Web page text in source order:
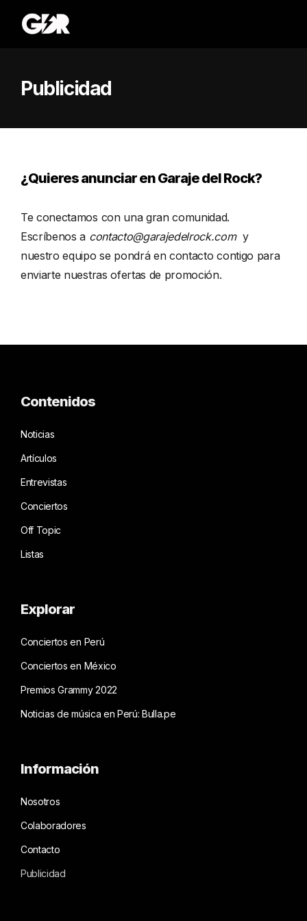
Publicidad
¿Quieres anunciar en Garaje del Rock?
Te conectamos con una gran comunidad.
Escríbenos a contacto@garajedelrock.comy
nuestro equipo se pondrá en contacto contigo para
enviarte nuestras ofertas de promoción.
Contenidos
Noticias
Artículos
Entrevistas
Conciertos
Off Topic
Listas
Explorar
Conciertos en Perú
Conciertos en México
Premios Grammy 2022
Noticias de música en Perú: Bulla.pe
Información
Nosotros
Colaboradores
Contacto
Publicidad